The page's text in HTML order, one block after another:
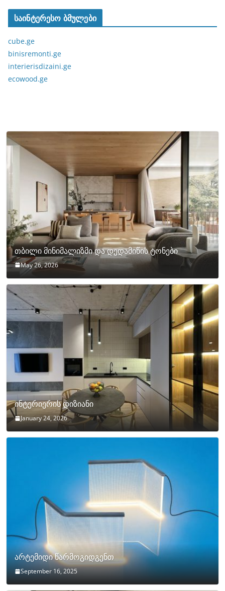
საინტერესო ბმულები
cube.ge
binisremonti.ge
interierisdizaini.ge
ecowood.ge
თბილი მინიმალიზმი და დედამიწის ტონები
May 26, 2026
ინტერიერის დიზიანი
January 24, 2026
არტემიდი წარმოგიდგენთ
September 16, 2025